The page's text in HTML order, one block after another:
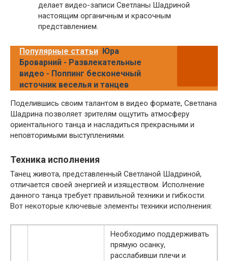
делает видео-записи Светланы Шадриной
настоящим органичным и красочным
представлением.
Популярные статьи Юра
Броварний - Развлекательные
видео - Поппинг бесконечный
источник веселья и танцев
Поделившись своим талантом в видео формате, Светлана
Шадрина позволяет зрителям ощутить атмосферу
ориентального танца и насладиться прекрасными и
неповторимыми выступлениями.
Техника исполнения
Танец живота, представленный Светланой Шадриной,
отличается своей энергией и изяществом. Исполнение
данного танца требует правильной техники и гибкости.
Вот некоторые ключевые элементы техники исполнения:
Необходимо поддерживать
прямую осанку,
расслабивши плечи и